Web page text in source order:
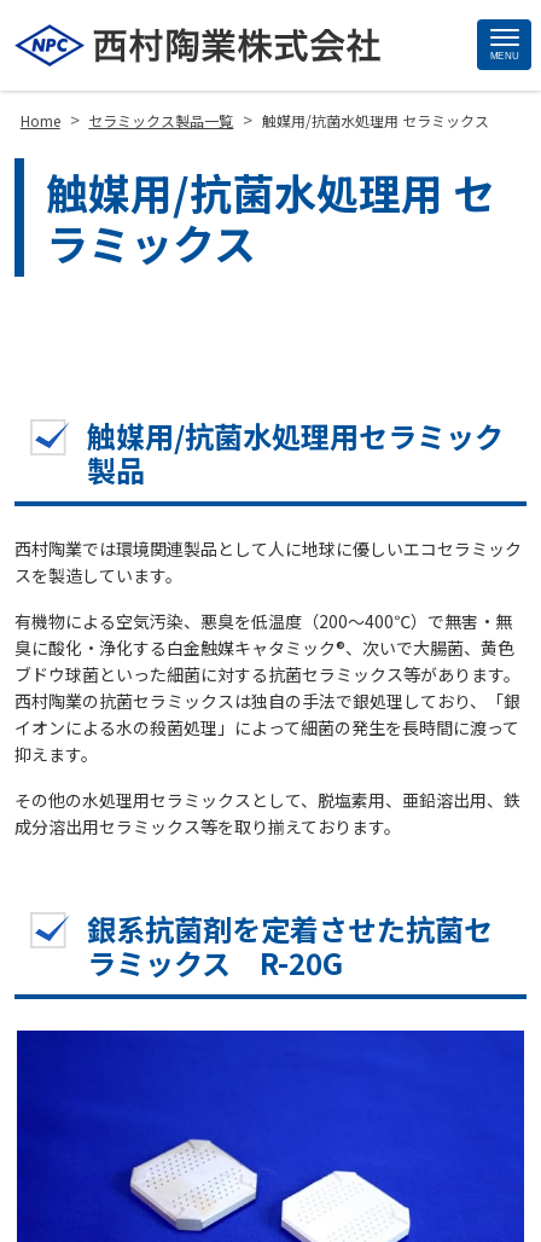
MENU
Home > セラミックス製品一覧 > 触媒用/抗菌水処理用 セラミックス
触媒用/抗菌水処理用 セ
ラミックス
触媒用/抗菌水処理用セラミック
製品
西村陶業では環境関連製品として人に地球に優しいエコセラミック
スを製造しています。
有機物による空気汚染、悪臭を低温度（200～400℃）で無害・無
臭に酸化・浄化する白金触媒キャタミック®、次いで大腸菌、黄色
ブドウ球菌といった細菌に対する抗菌セラミックス等があります。
西村陶業の抗菌セラミックスは独自の手法で銀処理しており、「銀
イオンによる水の殺菌処理」によって細菌の発生を長時間に渡って
抑えます。
その他の水処理用セラミックスとして、脱塩素用、亜鉛溶出用、鉄
成分溶出用セラミックス等を取り揃えております。
銀系抗菌剤を定着させた抗菌セ
ラミックス R-20G
Site
Footer